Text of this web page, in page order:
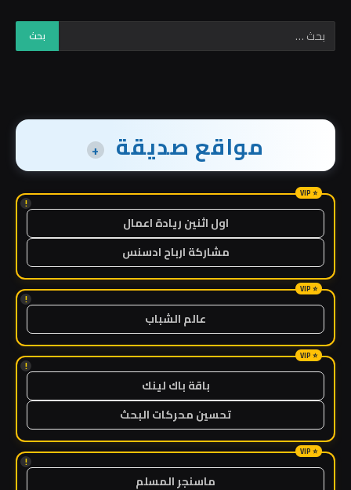
مواقع صديقة +
!
اول اثنين ريادة اعمال
مشاركة ارباح ادسنس
!
عالم الشباب
!
باقة باك لينك
تحسين محركات البحث
!
ماسنجر المسلم